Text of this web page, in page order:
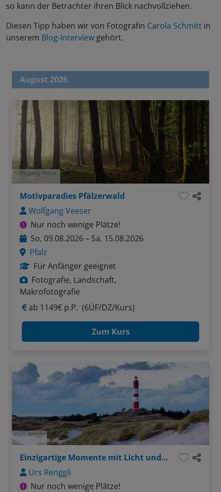
so kann der Betrachter ihren Blick nachvollziehen.
Diesen Tipp haben wir von Fotografin Carola Schmitt in
unserem Blog-Interview gehört.
August 2026
Wolfgang Veeser.
Motivparadies Pfälzerwald
Wolfgang Veeser
Nur noch wenige Plätze!
So, 09.08.2026 – Sa, 15.08.2026
Pfalz
Für Anfänger geeignet
Fotografie, Landschaft,
Makrofotografie
ab 1149€ p.P. (6ÜF/DZ/Kurs)
Zum Kurs
Urs Renggli
Einzigartige Momente mit Licht und Kamera
Urs Renggli
Nur noch wenige Plätze!